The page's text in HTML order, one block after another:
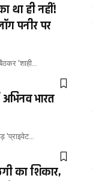
था ही नहीं!
पनीर पर
'शाही…
भारत
का शिकार,